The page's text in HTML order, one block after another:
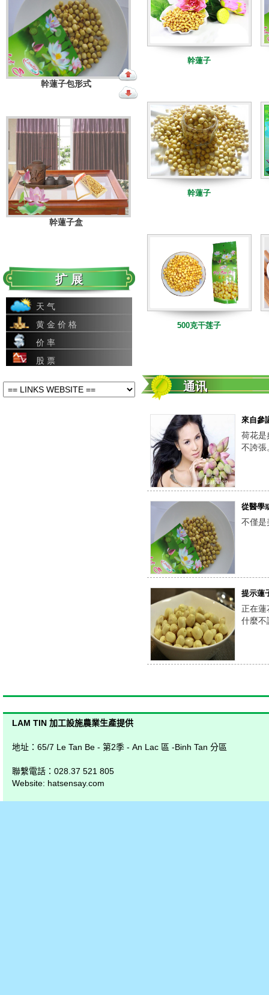
幹蓮子盒
幹蓮子盒
幹蓮子
幹蓮子
扩 展
天 气
黄 金 价 格
价 率
股 票
幹蓮子
幹蓮子
500克干莲子
通讯
來自參
荷花是
不誇張
從醫學
不僅是
提示蓮
正在蓮
什麼不
LAM TIN 加工設施農業生產提供
地址： 65/7 Le Tan Be - 第2季 - An Lac 區 -Binh Tan 分區
聯繫電話 ： 028.37 521 805
Website: hatsensay.com